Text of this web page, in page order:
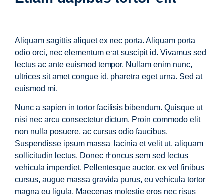
Aliquam sagittis aliquet ex nec porta. Aliquam porta
odio orci, nec elementum erat suscipit id. Vivamus sed
lectus ac ante euismod tempor. Nullam enim nunc,
ultrices sit amet congue id, pharetra eget urna. Sed at
euismod mi.
Nunc a sapien in tortor facilisis bibendum. Quisque ut
nisi nec arcu consectetur dictum. Proin commodo elit
non nulla posuere, ac cursus odio faucibus.
Suspendisse ipsum massa, lacinia et velit ut, aliquam
sollicitudin lectus. Donec rhoncus sem sed lectus
vehicula imperdiet. Pellentesque auctor, ex vel finibus
cursus, augue massa gravida purus, eu vehicula tortor
magna eu ligula. Maecenas molestie eros nec risus